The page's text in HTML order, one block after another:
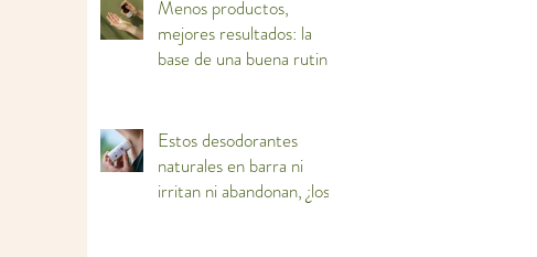
Menos productos,
mejores resultados: la
base de una buena rutina
Estos desodorantes
naturales en barra ni
irritan ni abandonan, ¿los